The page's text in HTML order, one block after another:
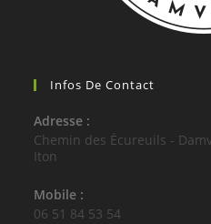
Infos De Contact
Adresse :
Chemin des Écureuils -
Iton
Mobile :
06 51 84 53 54